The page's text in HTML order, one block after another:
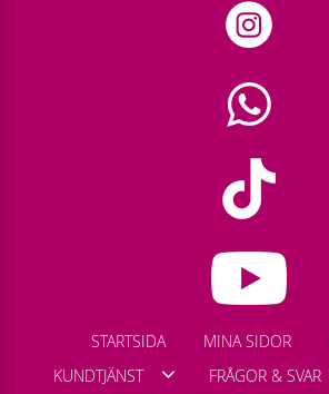
STARTSIDA MINA SIDOR
KUNDTJÄNST
FRÅGOR & SVAR